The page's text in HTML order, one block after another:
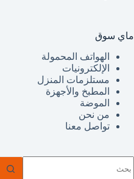
ماي سوق
الهواتف المحمولة
الإلكترونيات
مستلزمات المنزل
المطبخ والأجهزة
الموضة
من نحن
تواصل معنا
توجد